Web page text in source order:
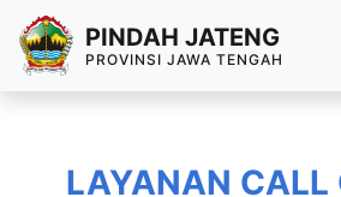
PINDAH JATENG
PROVINSI JAWA TENGAH
LAYANAN CALL